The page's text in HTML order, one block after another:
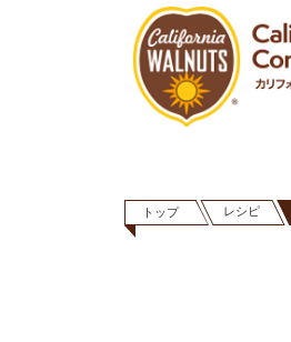
トップ レシピ